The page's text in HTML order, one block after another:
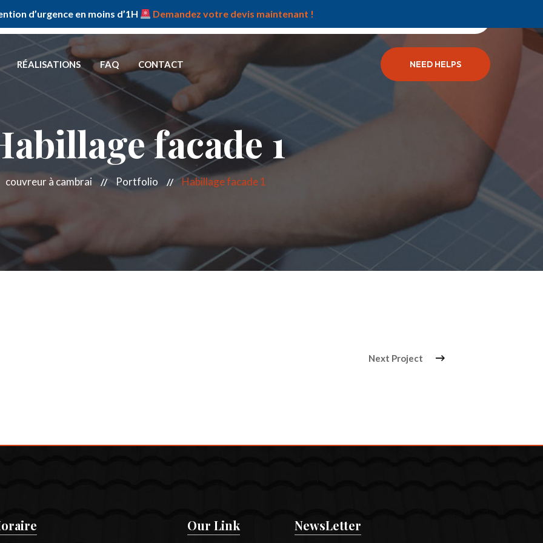
d’urgence en moins d’1H Demandez votre devis maintenant !
+81 ( 1 ) 89 883 7833 Facebook
RÉALISATIONS FAQ CONTACT NEED HELPS
facade 1
couvreur à cambrai Portfolio Habillage facade 1
Next Project
Our Link NewsLetter